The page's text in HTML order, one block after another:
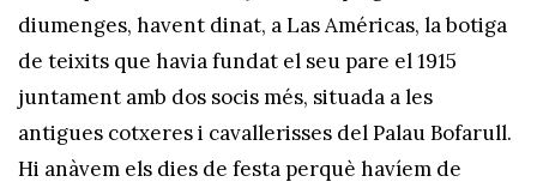
diumenges, havent dinat, a Las Américas, la botiga
de teixits que havia fundat el seu pare el 1915
juntament amb dos socis més, situada a les
antigues cotxeres i cavallerisses del Palau Bofarull.
Hi anàvem els dies de festa perquè havíem de